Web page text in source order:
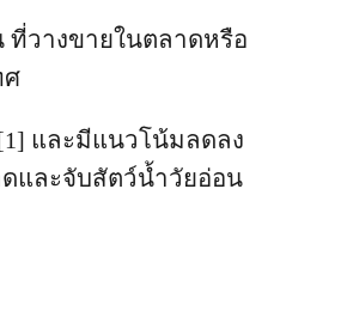
ที่วางขายในตลาดหรือ
ศ
[1] และมีแนวโน้มลดลง
ดและจับสัตว์น้ำวัยอ่อน